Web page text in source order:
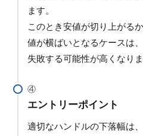
ます。
このとき安値が切り上がる
値が横ばいとなるケースは
失敗する可能性が高くなりま
エントリーポイント
適切なハンドルの下落幅は